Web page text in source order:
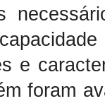
e
foram